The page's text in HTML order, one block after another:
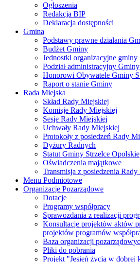
Ogłoszenia
Redakcja BIP
Deklaracja dostępności
Gmina
Podstawy prawne działania
Budżet Gminy
Jednostki organizacyjne gminy
Podział administracyjny Gminy
Honorowi Obywatele Gminy
Raport o stanie Gminy
Rada Miejska
Skład Rady Miejskiej
Komisje Rady Miejskiej
Sesje Rady Miejskiej
Uchwały Rady Miejskiej
Protokoły z posiedzeń Rady
Dyżury Radnych
Statut Gminy Strzelce Opolskie
Oświadczenia majątkowe
Transmisja z posiedzenia
Menu Podmiotowe
Organizacje Pozarządowe
Dotacje
Programy współpracy
Sprawozdania z realizacji
Konsultacje projektów aktów
projektów programów
Baza organizacji
Pliki do pobrania
Projekt "Jesień życia w dobrej